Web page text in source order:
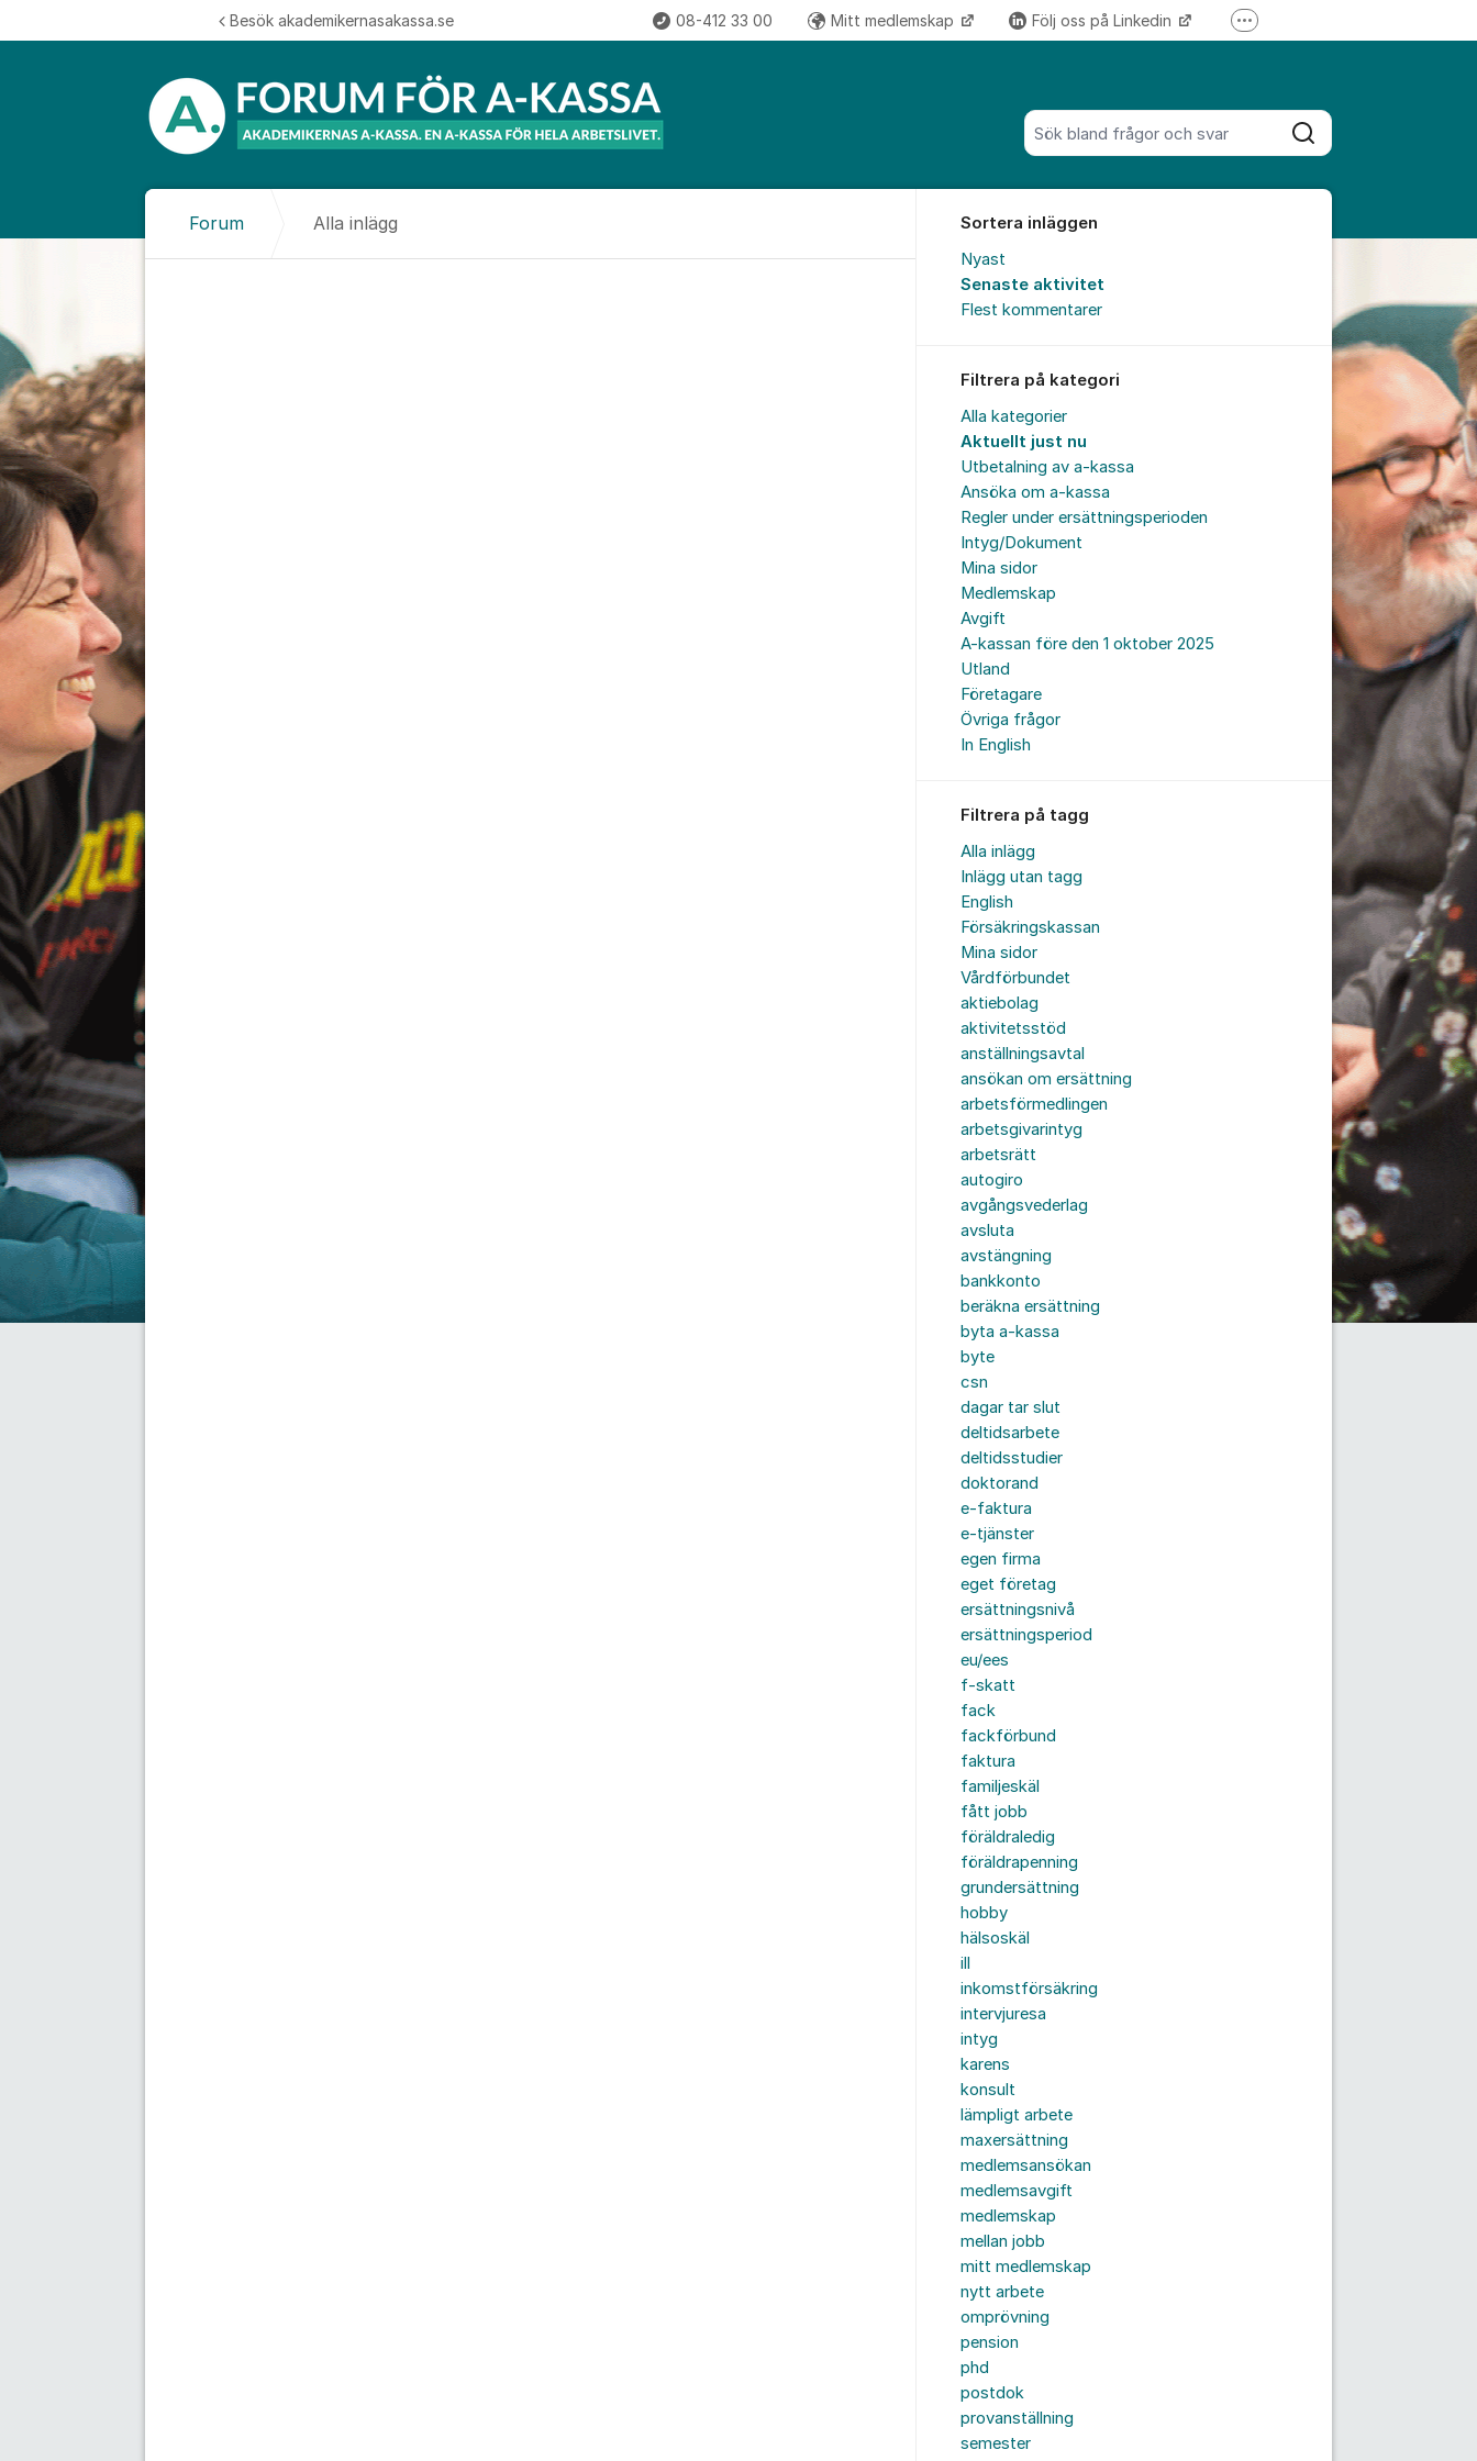
Sök bland alla inlägg
Sök
Besök akademikernasakassa.se 08-412 33 00 Mitt medlemskap Följ oss på Linkedin Fler supportlänkar
Forum Alla inlägg
Sortera inläggen
Nyast
Senaste aktivitet
Flest kommentarer
Filtrera på kategori
Alla kategorier
Aktuellt just nu
Utbetalning av a-kassa
Ansöka om a-kassa
Regler under ersättningsperioden
Intyg/Dokument
Mina sidor
Medlemskap
Avgift
A-kassan före den 1 oktober 2025
Utland
Företagare
Övriga frågor
In English
Filtrera på tagg
Alla inlägg
Inlägg utan tagg
English
Försäkringskassan
Mina sidor
Vårdförbundet
aktiebolag
aktivitetsstöd
anställningsavtal
ansökan om ersättning
arbetsförmedlingen
arbetsgivarintyg
arbetsrätt
autogiro
avgångsvederlag
avsluta
avstängning
bankkonto
beräkna ersättning
byta a-kassa
byte
csn
dagar tar slut
deltidsarbete
deltidsstudier
doktorand
e-faktura
e-tjänster
egen firma
eget företag
ersättningsnivå
ersättningsperiod
eu/ees
f-skatt
fack
fackförbund
faktura
familjeskäl
fått jobb
föräldraledig
föräldrapenning
grundersättning
hobby
hälsoskäl
ill
inkomstförsäkring
intervjuresa
intyg
karens
konsult
lämpligt arbete
maxersättning
medlemsansökan
medlemsavgift
medlemskap
mellan jobb
mitt medlemskap
nytt arbete
omprövning
pension
phd
postdok
provanställning
semester